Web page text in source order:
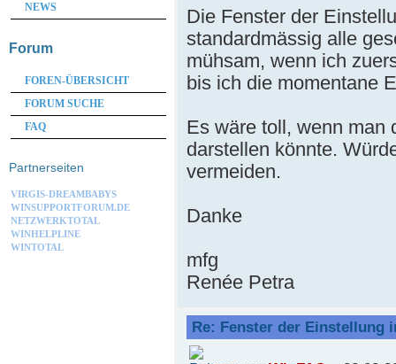
Die Fenster der
standardmässig alle
mühsam, wenn ich
bis ich die momentane
Es wäre toll, wenn man
darstellen könnte.
vermeiden.
Danke
mfg
Renée Petra
Re: Fenster der Einstellung
NEWS
Forum
FOREN-ÜBERSICHT
FORUM SUCHE
FAQ
Partnerseiten
VIRGIS-DREAMBABYS
WINSUPPORTFORUM.DE
NETZWERKTOTAL
WINHELPLINE
WINTOTAL